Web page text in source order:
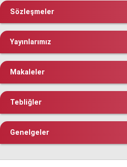
Sözleşmeler
Yayınlarımız
Makaleler
Tebliğler
Genelgeler